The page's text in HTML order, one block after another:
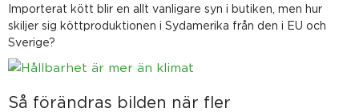
Importerat kött blir en allt vanligare syn i butiken, men hur
skiljer sig köttproduktionen i Sydamerika från den i EU och
Sverige?
Så förändras bilden när fler